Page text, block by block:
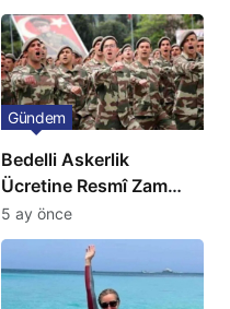
Fiyatlarında Sert Artış
Bedelli Askerlik
Ücretine Resmî Zam
Geliyor
Gündem
5 ay önce